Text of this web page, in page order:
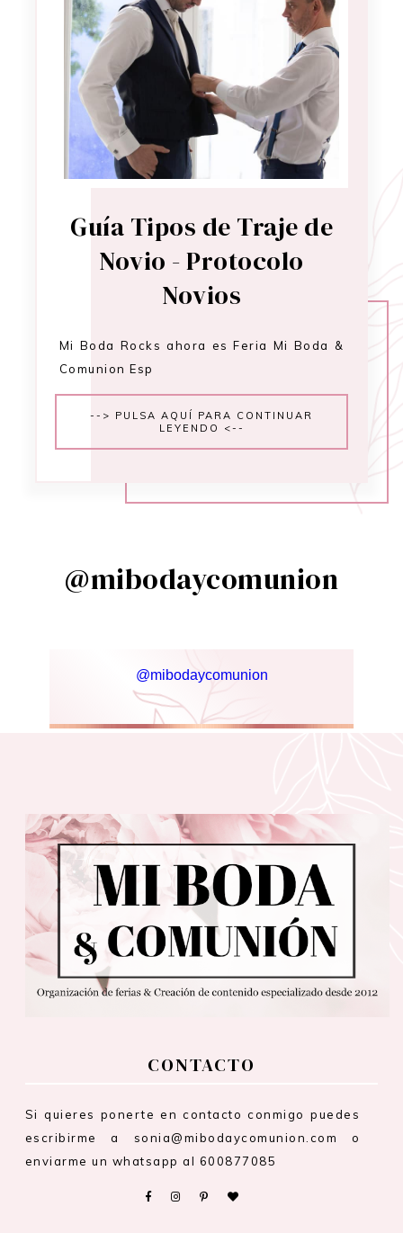
Guía Tipos de Traje de
Novio - Protocolo
Novios
Mi Boda Rocks ahora es Feria Mi Boda &
Comunion Esp
--> PULSA AQUÍ PARA CONTINUAR
LEYENDO <--
@mibodaycomunion
@mibodaycomunion
CONTACTO
Si quieres ponerte en contacto conmigo puedes
escribirme a sonia@mibodaycomunion.com o
enviarme un whatsapp al 600877085